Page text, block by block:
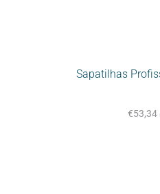
Sapatilhas
€53,34